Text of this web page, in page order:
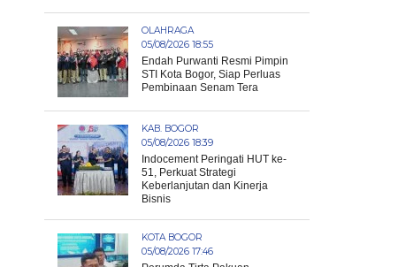
OLAHRAGA
05/08/2026 18:55
Endah Purwanti Resmi Pimpin
STI Kota Bogor, Siap Perluas
Pembinaan Senam Tera
KAB. BOGOR
05/08/2026 18:39
Indocement Peringati HUT ke-
51, Perkuat Strategi
Keberlanjutan dan Kinerja
Bisnis
KOTA BOGOR
05/08/2026 17:46